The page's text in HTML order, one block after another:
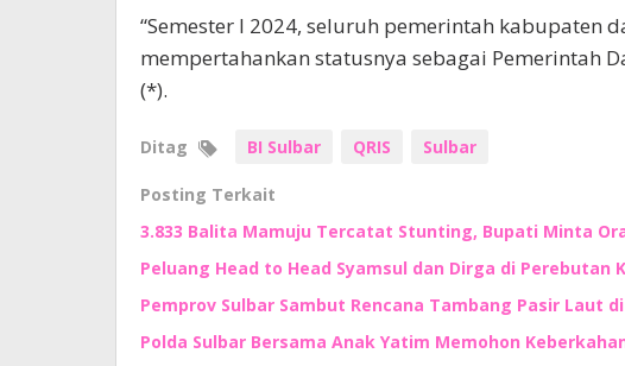
“Semester I 2024, seluruh pemerintah kabupaten
mempertahankan statusnya sebagai Pemerintah
(*).
Ditag BI Sulbar QRIS Sulbar
Posting Terkait
3.833 Balita Mamuju Tercatat Stunting, Bupati Minta
Peluang Head to Head Syamsul dan Dirga di Perebutan
Pemprov Sulbar Sambut Rencana Tambang Pasir Laut
Polda Sulbar Bersama Anak Yatim Memohon